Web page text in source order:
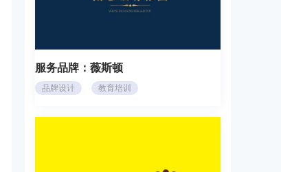
服务品牌： 薇斯顿
品牌设计 教育培训